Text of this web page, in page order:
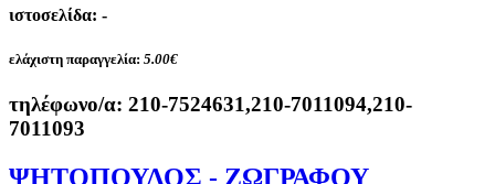
ιστοσελίδα: -
ελάχιστη παραγγελία: 5.00€
τηλέφωνο/α: 210-7524631,210-7011094,210-
7011093
ΨΗΤΟΠΟΥΛΟΣ - ΖΩΓΡΑΦΟΥ